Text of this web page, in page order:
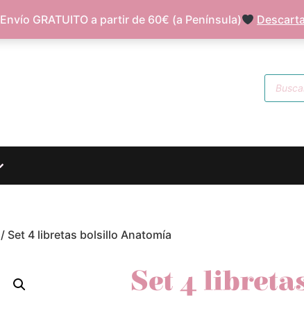
Envío GRATUITO a partir de 60€ (a Península) FAQ
/ Set 4 libretas bolsillo Anatomía
Set 4